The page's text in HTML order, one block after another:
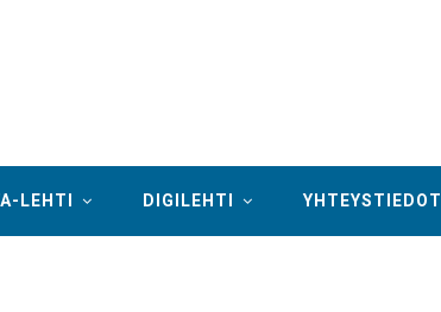
LEHTI DIGILEHTI YHTEYSTIEDOT